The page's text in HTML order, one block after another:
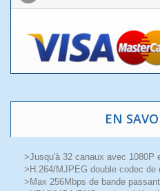
EN
>Jusqu'à 32 canaux avec 1080P
>H.264/MJPEG double codec de
>Max 256Mbps de bande